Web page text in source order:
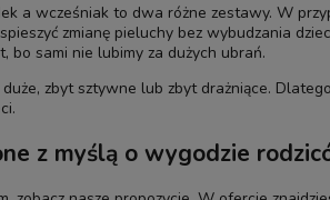
wcześniak to dwa różne zestawy. W
zmianę pieluchy bez wybudzania
sami nie lubimy za dużych ubrań.
zbyt sztywne lub zbyt drażniące.
z myślą o wygodzie